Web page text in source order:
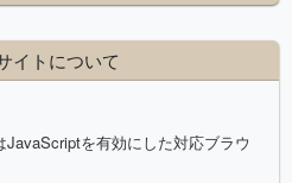
イトについて
を有効にした対応ブラウ